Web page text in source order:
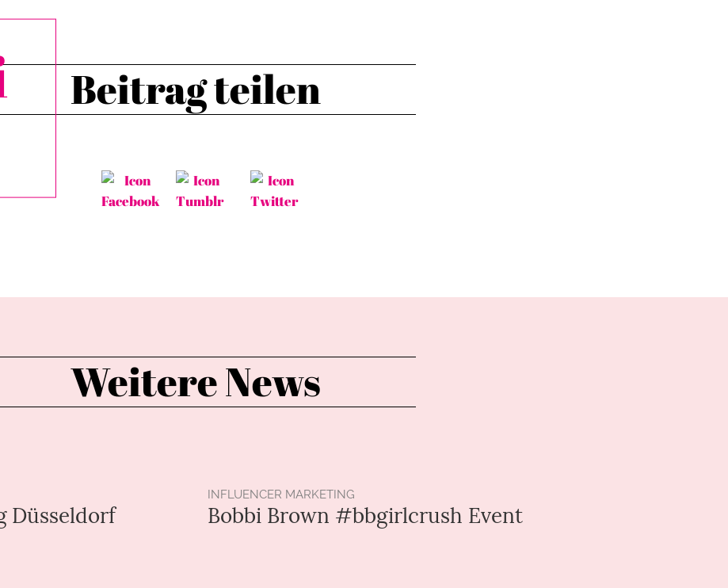
Beitrag teilen
Weitere News
Düsseldorf
INFLUENCER MARKETING
Bobbi Brown #bbgirlcrush Event